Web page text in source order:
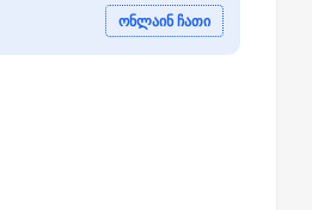
ონლაინ ჩათი